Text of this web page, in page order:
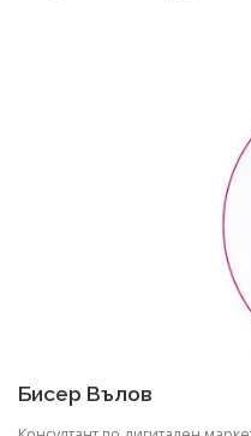
Бисер Вълов